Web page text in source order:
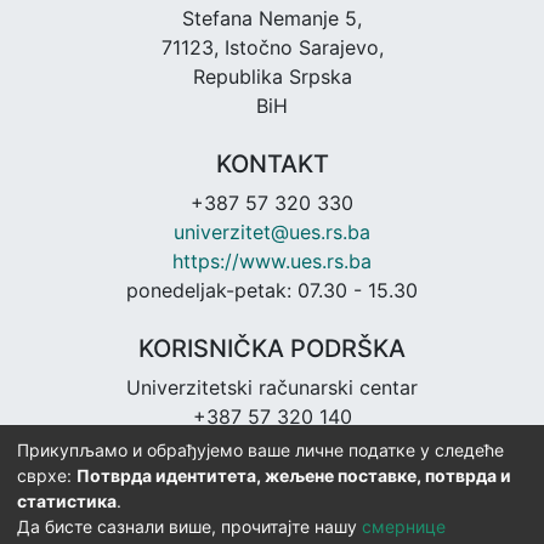
Stefana Nemanje 5,
71123, Istočno Sarajevo,
Republika Srpska
BiH
KONTAKT
+387 57 320 330
univerzitet@ues.rs.ba
https://www.ues.rs.ba
ponedeljak-petak: 07.30 - 15.30
KORISNIČKA PODRŠKA
Univerzitetski računarski centar
+387 57 320 140
urc@ues.rs.ba
https://urc.ues.rs.ba
Прикупљамо и обрађујемо ваше личне податке у следеће
сврхе: Потврда идентитета, жељене поставке, потврда и
статистика.
Да бисте сазнали више, прочитајте нашу смернице